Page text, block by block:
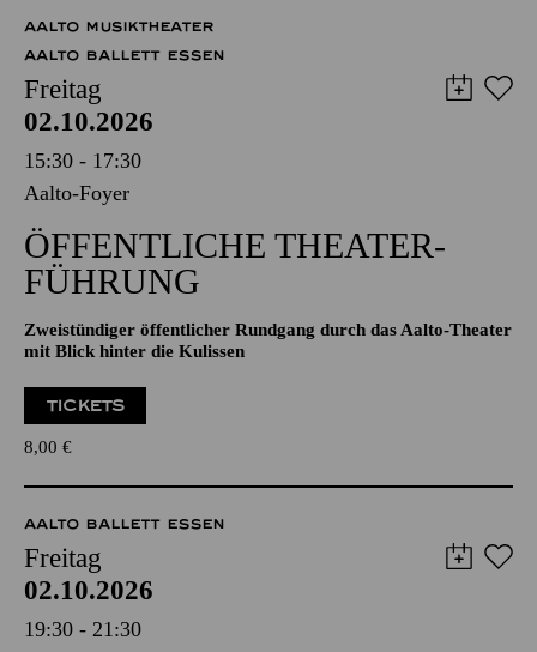
AALTO MUSIKTHEATER
AALTO BALLETT ESSEN
Freitag
02.10.2026
15:30 - 17:30
Aalto-Foyer
ÖFFENTLICHE THEATER­
FÜHRUNG
Zweistündiger öffentlicher Rundgang durch das Aalto-Theater
mit Blick hinter die Kulissen
TICKETS
8,00 €
AALTO BALLETT ESSEN
Freitag
02.10.2026
19:30 - 21:30